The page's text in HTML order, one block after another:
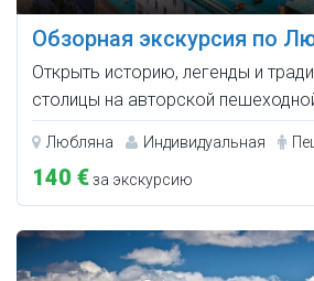
Обзорная экскурсия по
Открыть историю, легенды и
столицы на авторской
Любляна Индивидуальная
140 €за экскурсию